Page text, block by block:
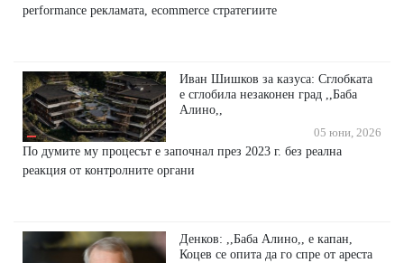
performance рекламата, ecommerce стратегиите
Иван Шишков за казуса: Сглобката
е сглобила незаконен град ,,Баба
Алино,,
05 юни, 2026
По думите му процесът е започнал през 2023 г. без реална
реакция от контролните органи
Денков: ,,Баба Алино,, е капан,
Коцев се опита да го спре от ареста